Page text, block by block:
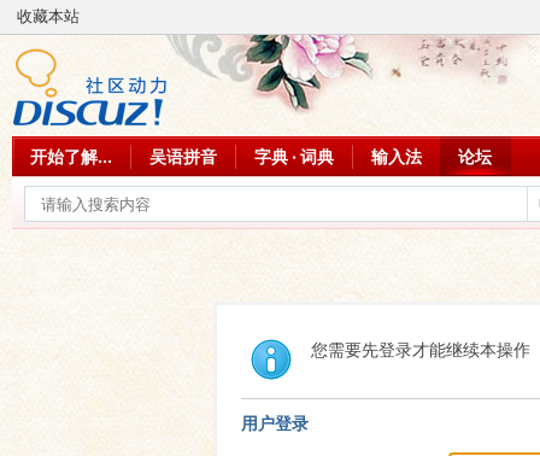
收藏本站
开始了解... 吴语拼音 字典 · 词典 输入法 论坛
您需要先登录才能继续本操作
用户登录